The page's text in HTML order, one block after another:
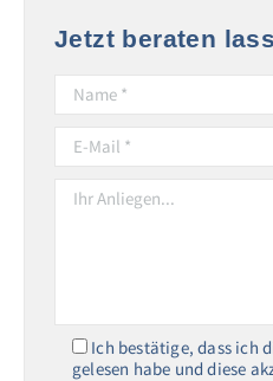
Jetzt beraten
Ich bestätige, dass ich
gelesen habe und diese